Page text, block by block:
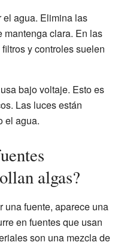
el agua. Elimina las
mantenga clara. En las
y controles suelen
bajo voltaje. Esto es
Las luces están
el agua.
algas?
una fuente, aparece una
en fuentes que usan
son una mezcla de